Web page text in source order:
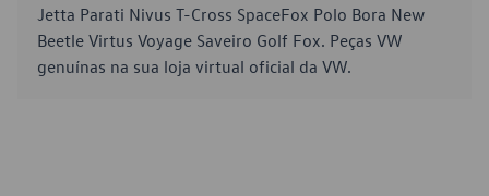
Jetta Parati Nivus T-Cross SpaceFox Polo Bora New
Beetle Virtus Voyage Saveiro Golf Fox. Peças VW
genuínas na sua loja virtual oficial da VW.